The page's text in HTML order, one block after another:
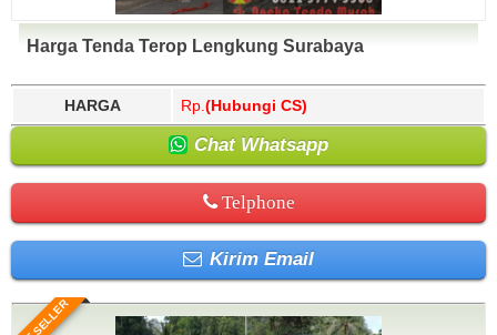
Harga Tenda Terop Lengkung Surabaya
HARGA Rp. (Hubungi CS)
Chat Whatsapp
Telphone
Kirim Email